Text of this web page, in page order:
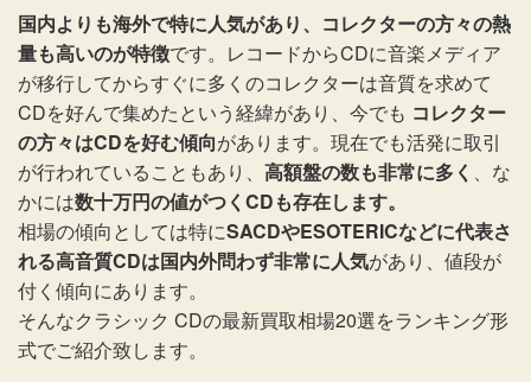
国内よりも海外で特に人気があり、コレクターの方々の熱
量も高いのが特徴です。レコードからCDに音楽メディア
が移行してからすぐに多くのコレクターは音質を求めて
CDを好んで集めたという経緯があり、今でも コレクター
の方々はCDを好む傾向があります。現在でも活発に取引
が行われていることもあり、 高額盤の数も非常に多く 、な
かには数十万円の値がつくCDも存在します。
相場の傾向としては特にSACDやESOTERICなどに代表さ
れる高音質CDは国内外問わず非常に人気があり、値段が
付く傾向にあります。
そんなクラシック CDの最新買取相場20選をランキング形
式でご紹介致します。